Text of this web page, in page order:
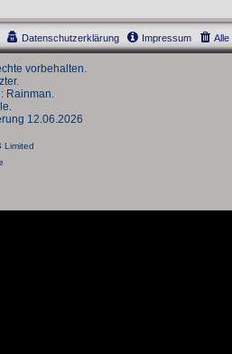
Alle
Impressum
Datenschutzerklärung
vorbehalten.
Rainman.
12.06.2026
Limited